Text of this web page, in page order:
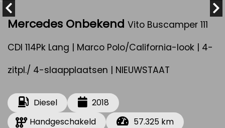
Mercedes Onbekend Vito Buscamper 111
CDI 114Pk Lang | Marco Polo/California-look | 4-
zitpl./ 4-slaapplaatsen | NIEUWSTAAT
Diesel
2018
Handgeschakeld
57.325 km